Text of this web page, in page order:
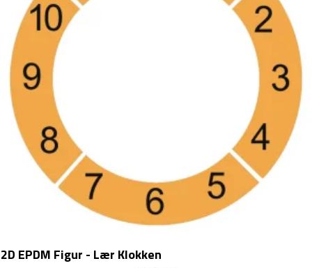
2D EPDM Figur - Lær Klokken